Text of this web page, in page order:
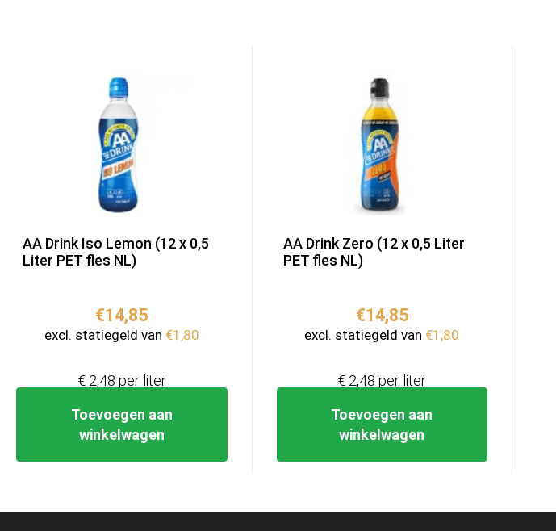
AA Drink Iso Lemon (12 x 0,5
Liter PET fles NL)
€14,85
excl. statiegeld van €1,80
Toevoegen aan
winkelwagen
€ 2,48 per liter
AA Drink Zero (12 x 0,5 Liter
PET fles NL)
€14,85
excl. statiegeld van €1,80
Toevoegen aan
winkelwagen
€ 2,48 per liter